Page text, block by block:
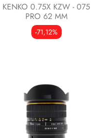
KENKO 0.75X KZW - 075
PRO 62 MM
-71,12%